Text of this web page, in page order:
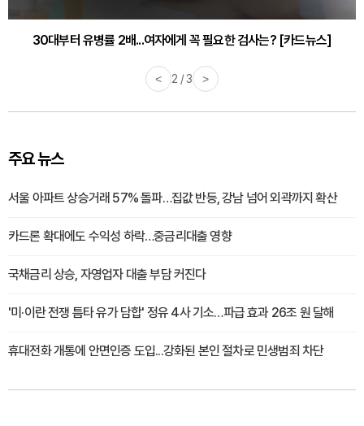
30대부터 유병률 2배...여자에게 꼭 필요한 검사는? [카드뉴스]
감기·독감 예방하고 면역력 높이는 4가지 영양제 [카드뉴스]
< 3 / 3 >
주요 뉴스
서울 아파트 상승거래 57% 돌파…집값 반등, 강남 넘어 외곽까지 확산
카드론 확대에도 수익성 하락…중금리대출 영향
국채금리 상승, 자영업자 대출 부담 커진다
'미·이란 전쟁 틈타 유가 담합' 정유 4사 기소…파급 효과 26조 원 달해
휴대전화 개통에 안면인증 도입...강화된 본인 절차로 민생범죄 차단